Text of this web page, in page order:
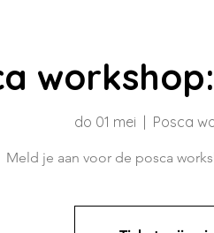
do 01 mei Posca
Meld je aan voor de posca